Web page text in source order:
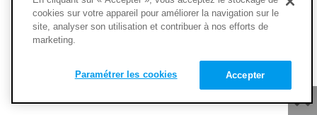
cookies sur votre appareil pour améliorer la navigation sur le
site, analyser son utilisation et contribuer à nos efforts de
marketing.
Accepter
Paramétrer les cookies